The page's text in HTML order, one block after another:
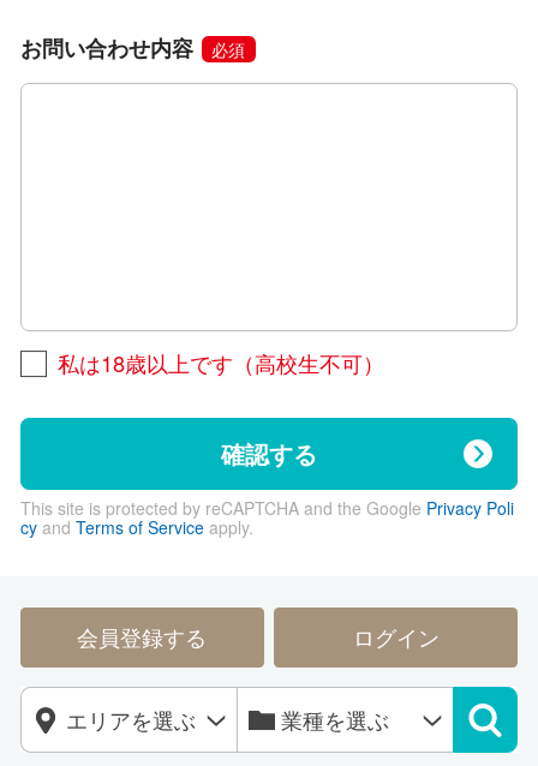
お問い合わせ内容 必須
私は18歳以上です（高校生不可）
確認する
This site is protected by reCAPTCHA and the Google Privacy Poli
cyand Terms of Serviceapply.
会員登録する ログイン